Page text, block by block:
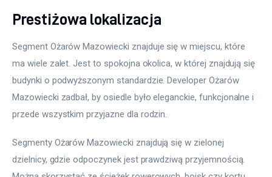
Więcej
Prestiżowa lokalizacja
Segment Ożarów Mazowiecki znajduje się w miejscu, które
ma wiele zalet. Jest to spokojna okolica, w której znajdują się
budynki o podwyższonym standardzie. Developer Ożarów
Mazowiecki zadbał, by osiedle było eleganckie, funkcjonalne i
przede wszystkim przyjazne dla rodzin.
Segmenty Ożarów Mazowiecki znajdują się w zielonej
dzielnicy, gdzie odpoczynek jest prawdziwą przyjemnością.